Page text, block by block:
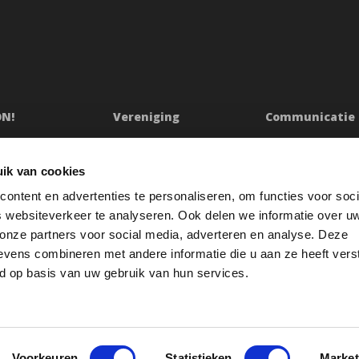
van cookies
en advertenties te personaliseren, om functies voor
websiteverkeer te analyseren. Ook delen we informatie over
partners voor social media, adverteren en analyse. Deze
combineren met andere informatie die u aan ze heeft
op basis van uw gebruik van hun services.
Vereniging
Bestuur
Jaarverslag
Redactiestatuut
Openbare registers
Communicatie
Persberichten &
Oeps